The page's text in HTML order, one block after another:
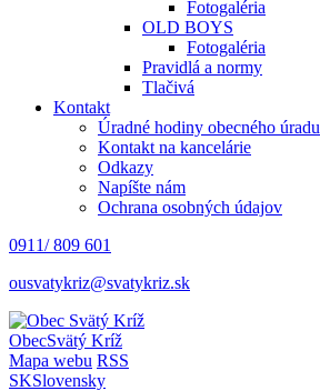
Fotogaléria
OLD BOYS
Fotogaléria
Pravidlá a normy
Tlačivá
Kontakt
Úradné hodiny obecného úradu
Kontakt na kancelárie
Odkazy
Napíšte nám
Ochrana osobných údajov
0911/ 809 601
ousvatykriz@svatykriz.sk
ObecSvätý Kríž
Mapa webu RSS
SKSlovensky